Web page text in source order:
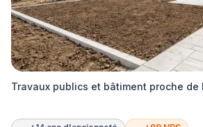
Travaux publics et bâtiment proche de